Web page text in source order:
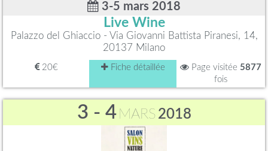
3-5 mars 2018
Live Wine
Palazzo del Ghiaccio - Via Giovanni Battista Piranesi, 14,
20137 Milano
20€ Fiche détaillée Page visitée 5877
fois
3 - 4 MARS 2018